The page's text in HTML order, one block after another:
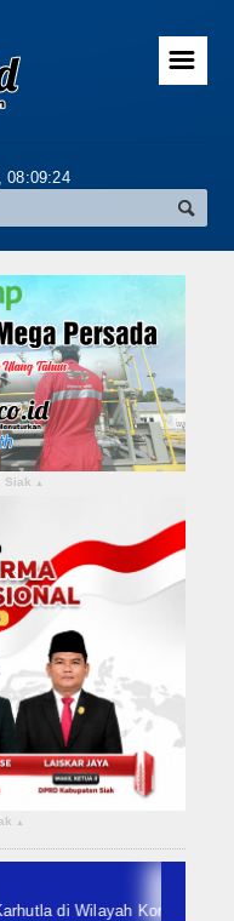
☰
08:09:26
Siak ▴
▴
Koramil 02/Sungai Apit,